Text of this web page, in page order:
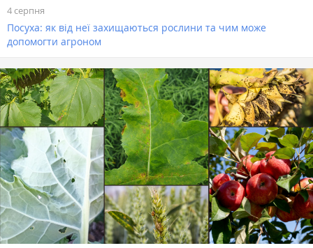
4 серпня
Посуха: як від неї захищаються рослини та чим може
допомогти агроном